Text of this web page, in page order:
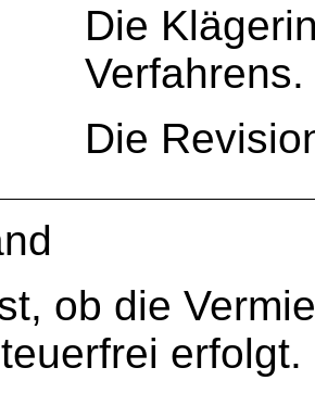
Die
Verfahrens.
Die
ob die
erfolgt.